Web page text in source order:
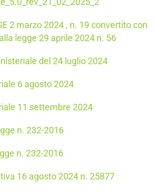
2 marzo 2024 , n. 19 convertito con
legge 29 aprile 2024 n. 56
del 24 luglio 2024
6 agosto 2024
11 settembre 2024
n. 232-2016
n. 232-2016
16 agosto 2024 n. 25877